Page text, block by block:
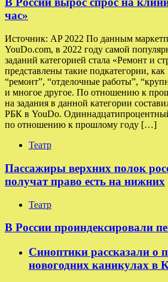
час»
Источник: AP 2022 По данным
YouDo.com, в 2022 году самой
заданий категорией стала «Ремонт и
представлены такие подкатегории, как
“ремонт”, “отделочные работы”,
и многое другое. По отношению к
на задания в данной категории
РБК в YouDo.
по отношению к прошлому году […]
Театр
Пассажиры верхних полок
получат право есть на нижних
Театр
В России проиндексировали
Синоптики рассказали о
новогодних каникулах в